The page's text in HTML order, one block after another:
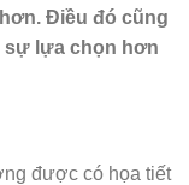
Điều đó cũng
sự lựa chọn hơn
được có họa tiết